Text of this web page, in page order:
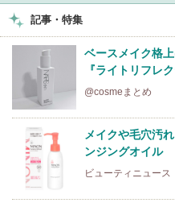
記事・特集
ベースメイク格
『ライトリフレ
@cosmeまとめ
メイクや毛穴汚
ンジングオイル
ビューティニュース